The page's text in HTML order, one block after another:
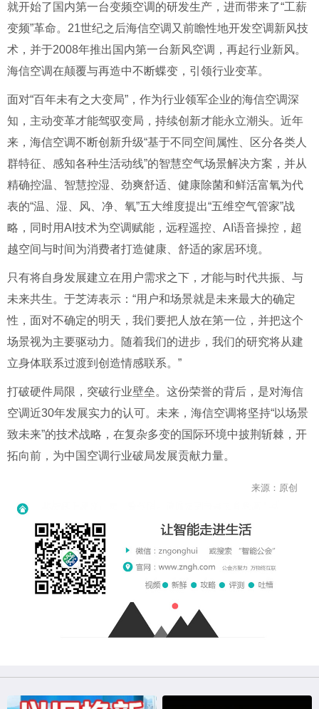
就开始了国内第一台变频空调的研发生产，进而带来了“工薪
变频”革命。21世纪之后海信空调又前瞻性地开发空调新风技
术，并于2008年推出国内第一台新风空调，再起行业新风。
海信空调在颠覆与再造中不断蝶变，引领行业变革。
面对“百年未有之大变局”，作为行业领军企业的海信空调深
知，主动变革才能驾驭变局，持续创新才能永立潮头。近年
来，海信空调不断创新升级“基于不同空间属性、区分各类人
群特征、感知各种生活动线”的智慧空气场景解决方案，并从
精确控温、智慧控湿、劲爽舒适、健康除菌和鲜活富氧为代
表的“温、湿、风、净、氧”五大维度提出“五维空气管家”战
略，同时用AI技术为空调赋能，远程遥控、AI语音操控，超
越空间与时间为消费者打造健康、舒适的家居环境。
只有将自身发展建立在用户需求之下，才能与时代共振、与
未来共生。于芝涛表示：“用户和场景就是未来最大的确定
性，面对不确定的明天，我们要把人放在第一位，并把这个
场景视为主要驱动力。随着我们的进步，我们的研究将从建
立身体联系过渡到创造情感联系。”
打破硬件局限，突破行业壁垒。这份荣誉的背后，是对海信
空调近30年发展实力的认可。未来，海信空调将坚持“以场景
致未来”的技术战略，在复杂多变的国际环境中披荆斩棘，开
拓向前，为中国空调行业破局发展贡献力量。
来源：原创